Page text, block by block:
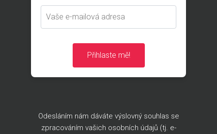
Přihlaste mě!
Odesláním nám dáváte výslovný souhlas se
zpracováním vašich osobních údajů (tj. e-